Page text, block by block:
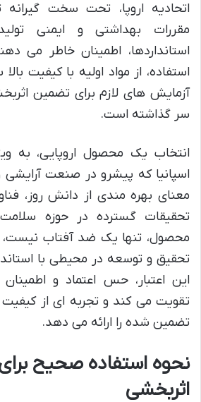
اتحادیه اروپا، تحت سخت گیرانه
مقررات بهداشتی و ایمنی
استانداردها، اطمینان خاطر می
استفاده، از مواد اولیه با کیفیت
آزمایش های لازم برای تضمین
سر گذاشته است.
انتخاب یک محصول اروپایی، به
اسپانیا که پیشرو در صنعت
معنای بهره مندی از دانش روز،
تحقیقات گسترده در حوزه
محصول، تنها یک ضد آفتاب نیست،
تحقیق و توسعه در محیطی با
این اعتبار، حس اعتماد و
تقویت می کند و تجربه ای از
تضمین شده را ارائه می دهد.
نحوه استفاده صحیح
اثربخشی